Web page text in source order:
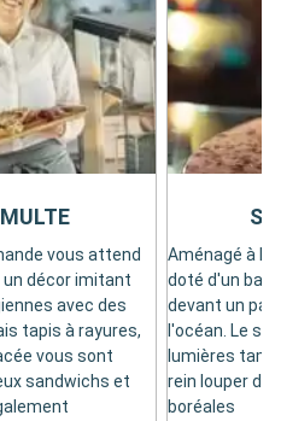
vous attend
un décor imitant
avec des
tapis à rayures,
vous sont
sandwichs et
Aménagé à
doté d'un bar.
devant un
l'océan. Le
lumières
rein louper du
boréales